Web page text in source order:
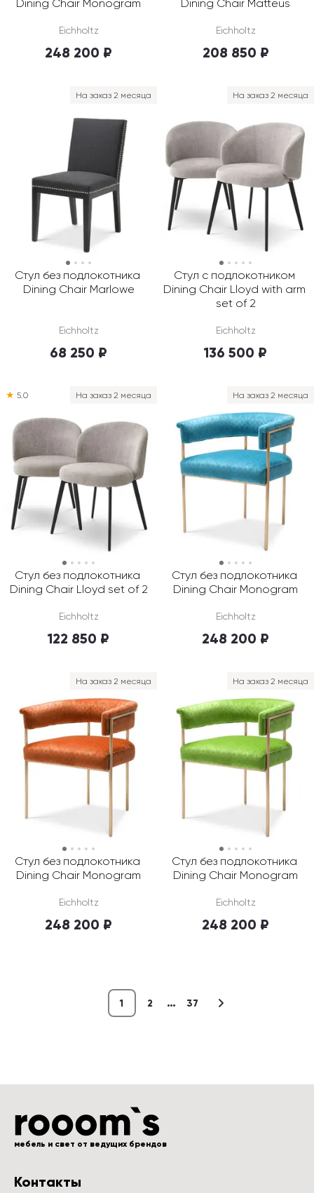
Dining Chair Monogram
Eichholtz
248 200 ₽
Dining Chair Matteus
Eichholtz
208 850 ₽
Стул без подлокотника
Dining Chair Marlowe
Eichholtz
68 250 ₽
На заказ 2 месяца
Стул с подлокотником
Dining Chair Lloyd with arm
set of 2
Eichholtz
136 500 ₽
На заказ 2 месяца
Стул без подлокотника
Dining Chair Lloyd set of 2
Eichholtz
122 850 ₽
На заказ 2 месяца
★ 5.0
Стул без подлокотника
Dining Chair Monogram
Eichholtz
248 200 ₽
На заказ 2 месяца
Стул без подлокотника
Dining Chair Monogram
Eichholtz
248 200 ₽
На заказ 2 месяца
Стул без подлокотника
Dining Chair Monogram
Eichholtz
248 200 ₽
На заказ 2 месяца
1 2 … 37
мебель и свет от ведущих брендов
Контакты